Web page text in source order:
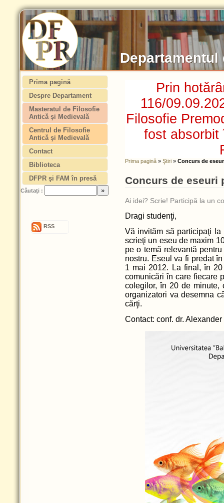
Prin
116/
Filosofie
fost absorbit
Prima pagină » Ştiri » Concurs de
Concurs de eseuri
Ai idei? Scrie! Participă la un
Dragi studenţi,
Vă invităm să participaţi
scrieţi un eseu de maxim
pe o temă relevantă
nostru. Eseul va fi predat
1 mai 2012. La final, în
comunicări în care fiecare
colegilor, în 20 de
organizatori va desemna
cărţi.
Contact: conf. dr.
Prima pagină
Despre Departament
Masteratul de Filosofie
Antică şi Medievală
Centrul de Filosofie
Antică şi Medievală
Contact
Biblioteca
DFPR şi FAM în presă
Căutaţi :
RSS